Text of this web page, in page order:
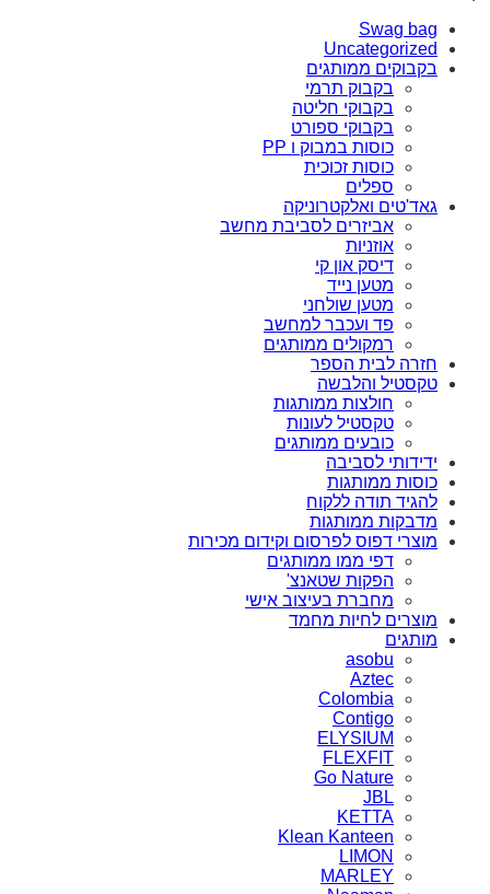
Swag bag
Uncategorized
בקבוקים ממותגים
בקבוק תרמי
בקבוקי חליטה
בקבוקי ספורט
כוסות במבוק ו PP
כוסות זכוכית
ספלים
גאד'טים ואלקטרוניקה
אביזרים לסביבת מחשב
אוזניות
דיסק און קי
מטען נייד
מטען שולחני
פד ועכבר למחשב
רמקולים ממותגים
חזרה לבית הספר
טקסטיל והלבשה
חולצות ממותגות
טקסטיל לעונות
כובעים ממותגים
ידידותי לסביבה
כוסות ממותגות
להגיד תודה ללקוח
מדבקות ממותגות
מוצרי דפוס לפרסום וקידום מכירות
דפי ממו ממותגים
הפקות שטאנצ'
מחברת בעיצוב אישי
מוצרים לחיות מחמד
מותגים
asobu
Aztec
Colombia
Contigo
ELYSIUM
FLEXFIT
Go Nature
JBL
KETTA
Klean Kanteen
LIMON
MARLEY